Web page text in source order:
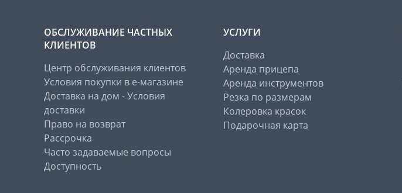
ОБСЛУЖИВАНИЕ ЧАСТНЫХ
КЛИЕНТОВ
Центр обслуживания клиентов
Условия покупки в е-магазине
Доставка на дом - Условия
доставки
Право на возврат
Рассрочка
Часто задаваемые вопросы
Доступность
УСЛУГИ
Доставка
Аренда прицепа
Аренда инструментов
Резка по размерам
Колеровка красок
Подарочная карта